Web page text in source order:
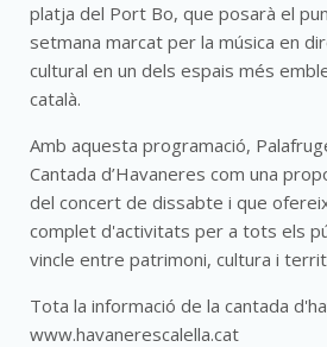
platja del Port Bo, que posarà el
setmana marcat per la música en
cultural en un dels espais més
català.
Amb aquesta programació,
Cantada d’Havaneres com una
del concert de dissabte i que
complet d'activitats per a tots els
vincle entre patrimoni, cultura i
Tota la informació de la cantada
www.havanerescalella.cat